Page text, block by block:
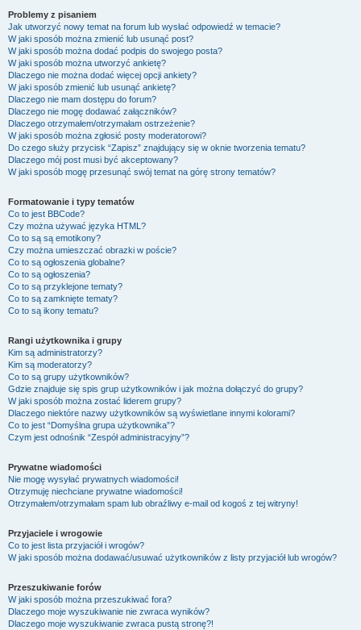
Problemy z pisaniem
Jak utworzyć nowy temat na forum lub wysłać odpowiedź w temacie?
W jaki sposób można zmienić lub usunąć post?
W jaki sposób można dodać podpis do swojego posta?
W jaki sposób można utworzyć ankietę?
Dlaczego nie można dodać więcej opcji ankiety?
W jaki sposób zmienić lub usunąć ankietę?
Dlaczego nie mam dostępu do forum?
Dlaczego nie mogę dodawać załączników?
Dlaczego otrzymałem/otrzymałam ostrzeżenie?
W jaki sposób można zgłosić posty moderatorowi?
Do czego służy przycisk “Zapisz” znajdujący się w oknie tworzenia tematu?
Dlaczego mój post musi być akceptowany?
W jaki sposób mogę przesunąć swój temat na górę strony tematów?
Formatowanie i typy tematów
Co to jest BBCode?
Czy można używać języka HTML?
Co to są są emotikony?
Czy można umieszczać obrazki w poście?
Co to są ogłoszenia globalne?
Co to są ogłoszenia?
Co to są przyklejone tematy?
Co to są zamknięte tematy?
Co to są ikony tematu?
Rangi użytkownika i grupy
Kim są administratorzy?
Kim są moderatorzy?
Co to są grupy użytkowników?
Gdzie znajduje się spis grup użytkowników i jak można dołączyć do grupy?
W jaki sposób można zostać liderem grupy?
Dlaczego niektóre nazwy użytkowników są wyświetlane innymi kolorami?
Co to jest “Domyślna grupa użytkownika”?
Czym jest odnośnik “Zespół administracyjny”?
Prywatne wiadomości
Nie mogę wysyłać prywatnych wiadomości!
Otrzymuję niechciane prywatne wiadomości!
Otrzymałem/otrzymałam spam lub obraźliwy e-mail od kogoś z tej witryny!
Przyjaciele i wrogowie
Co to jest lista przyjaciół i wrogów?
W jaki sposób można dodawać/usuwać użytkowników z listy przyjaciół lub wrogów?
Przeszukiwanie forów
W jaki sposób można przeszukiwać fora?
Dlaczego moje wyszukiwanie nie zwraca wyników?
Dlaczego moje wyszukiwanie zwraca pustą stronę?!